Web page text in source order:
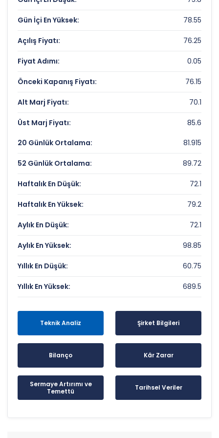
Piyasa Değeri/Defter Değeri (PD/DD):
3.63
KILER HOLDING Rekorlar ve Önemli
Seviyeler
Bugün Gördüğü En Yüksek Fiyat:
78.55 TL
Son 1 Yılın Zirvesi:
689.5 TL
Son 1 Yılın Dibi:
60.75 TL
Gün İçi En Yüksek: 78.55
Açılış Fiyatı: 76.25
Fiyat Adımı: 0.05
Önceki Kapanış Fiyatı: 76.15
Alt Marj Fiyatı: 70.1
Üst Marj Fiyatı: 85.6
20 Günlük Ortalama: 81.915
52 Günlük Ortalama: 89.72
Haftalık En Düşük: 72.1
Haftalık En Yüksek: 79.2
Aylık En Düşük: 72.1
Aylık En Yüksek: 98.85
Yıllık En Düşük: 60.75
Yıllık En Yüksek: 689.5
Teknik Analiz Şirket Bilgileri
Bilanço Kâr Zarar
Sermaye Artırımı ve
Temettü
Tarihsel Veriler